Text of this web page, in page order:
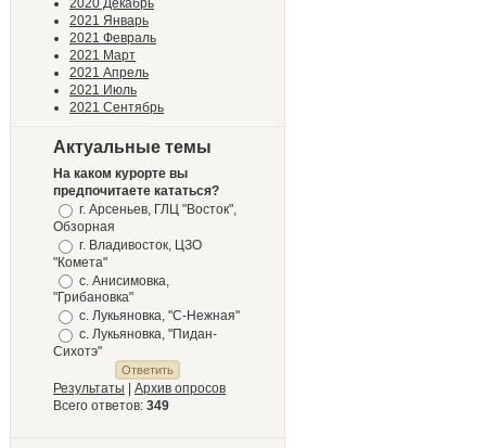
2020 Декабрь
2021 Январь
2021 Февраль
2021 Март
2021 Апрель
2021 Июль
2021 Сентябрь
Актуальные темы
На каком курорте вы
предпочитаете кататься?
г. Арсеньев, ГЛЦ "Восток",
Обзорная
г. Владивосток, ЦЗО
"Комета"
с. Анисимовка,
"Грибановка"
с. Лукьяновка, "С-Нежная"
с. Лукьяновка, "Пидан-
Сихотэ"
Результаты
Архив опросов
Всего ответов: 349